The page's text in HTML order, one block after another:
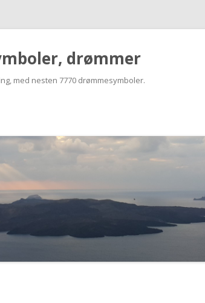
drømmer
med nesten 7770 drømmesymboler.